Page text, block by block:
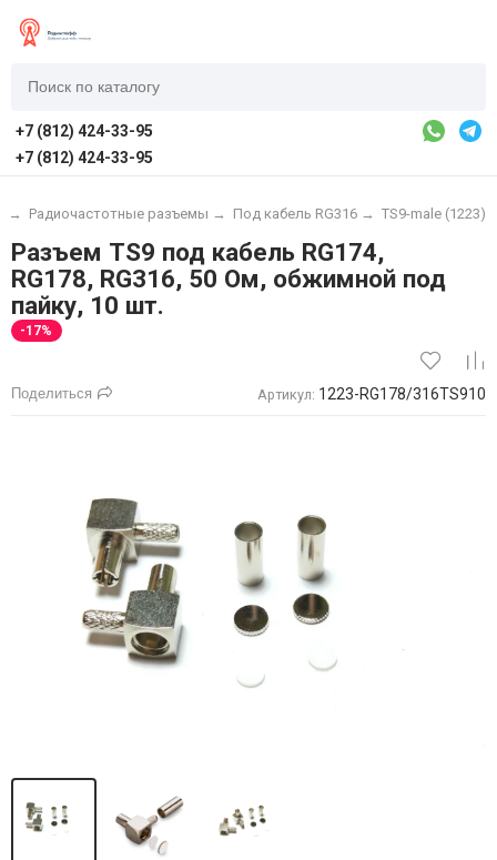
+7 (812) 424-33-95
+7 (812) 424-33-95
→ Радиочастотные разъемы → Под кабель RG316 → TS9-male (1223)
Разъем TS9 под кабель RG174,
RG178, RG316, 50 Ом, обжимной под
пайку, 10 шт.
-17%
Поделиться Артикул: 1223-RG178/316TS910